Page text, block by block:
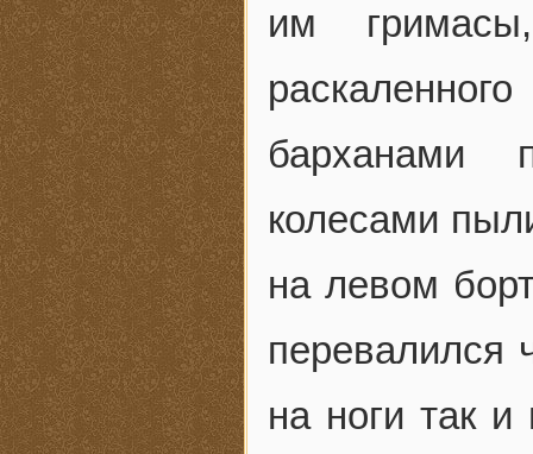
им
барханами
колесами
на левом
перевалился
на ноги так